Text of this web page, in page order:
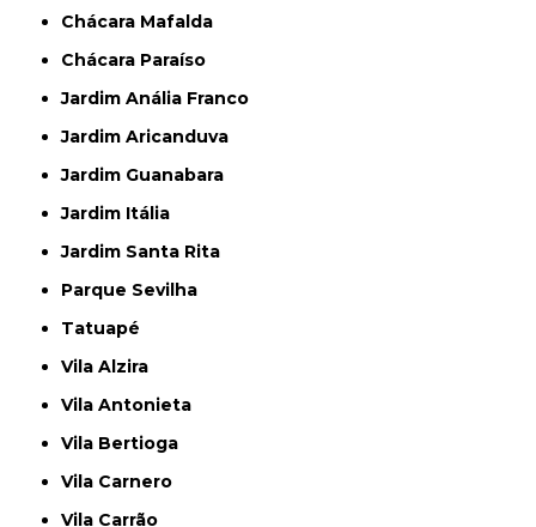
Chácara Mafalda
Chácara Paraíso
Jardim Anália Franco
Jardim Aricanduva
Jardim Guanabara
Jardim Itália
Jardim Santa Rita
Parque Sevilha
Tatuapé
Vila Alzira
Vila Antonieta
Vila Bertioga
Vila Carnero
Vila Carrão